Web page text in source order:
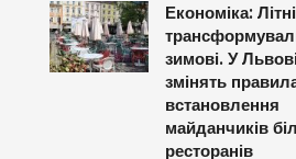
Економіка: Літні
зимові. У
змінять
встановлення
майданчиків
ресторанів